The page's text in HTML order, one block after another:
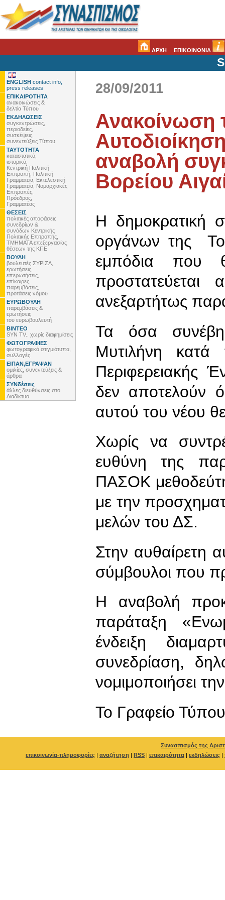
ΑΡΧΗ ΕΠΙΚΟΙΝΩΝΙΑ
ENGLISH contact info,
press releases
ΕΠΙΚΑΙΡΟΤΗΤΑ
ανακοινώσεις &
δελτία Τύπου
ΕΚΔΗΛΩΣΕΙΣ
συγκεντρώσεις,
περιοδείες,
συσκέψεις,
συνεντεύξεις Τύπου
ΤΑΥΤΟΤΗΤΑ
καταστατικό,
ιστορικό,
Κεντρική Πολιτική
Επιτροπή, Πολιτική
Γραμματεία, Εκτελεστική
Γραμματεία, Νομαρχιακές
Επιτροπές,
Πρόεδρος,
Γραμματέας
ΘΕΣΕΙΣ
πολιτικές αποφάσεις
συνεδρίων &
συνόδων Κεντρικής
Πολιτικής Επιτροπής,
ΤΜΗΜΑΤΑ επεξεργασίας
θέσεων της ΚΠΕ
ΒΟΥΛΗ
βουλευτές ΣΥΡΙΖΑ,
ερωτήσεις,
επερωτήσεις,
επίκαιρες,
παρεμβάσεις,
προτάσεις νόμου
ΕΥΡΩΒΟΥΛΗ
παρεμβάσεις &
ερωτήσεις
του ευρωβουλευτή
ΒΙΝΤΕΟ
SYN TV.. χωρίς διαφημίσεις
ΦΩΤΟΓΡΑΦΙΕΣ
φωτογραφικά στιγμιότυπα,
συλλογές
ΕΙΠΑΝ,ΕΓΡΑΨΑΝ
ομιλίες, συνεντεύξεις &
άρθρα
ΣΥΝδέσεις
άλλες διευθύνσεις στο
Διαδίκτυο
28/09/2011
Ανακοίνωση
αναβολή
Βορείου
Η δημοκρατική
οργάνων της
εμπόδια που
προστατεύεται
ανεξαρτήτως
Τα όσα
Μυτιλήνη
Περιφερειακής
δεν αποτελούν
αυτού του νέου
Χωρίς να
ευθύνη της
ΠΑΣΟΚ
με την
μελών του ΔΣ.
Στην αυθαίρετη
σύμβουλοι που
Η αναβολή
παράταξη
ένδειξη
συνεδρίαση,
νομιμοποιήσει
To Γραφείο Τύπου
Συνασπισμός της
επικοινωνία-πληροφορίες | αναζήτηση | RSS | επικαιρότητα | εκδηλώσεις |